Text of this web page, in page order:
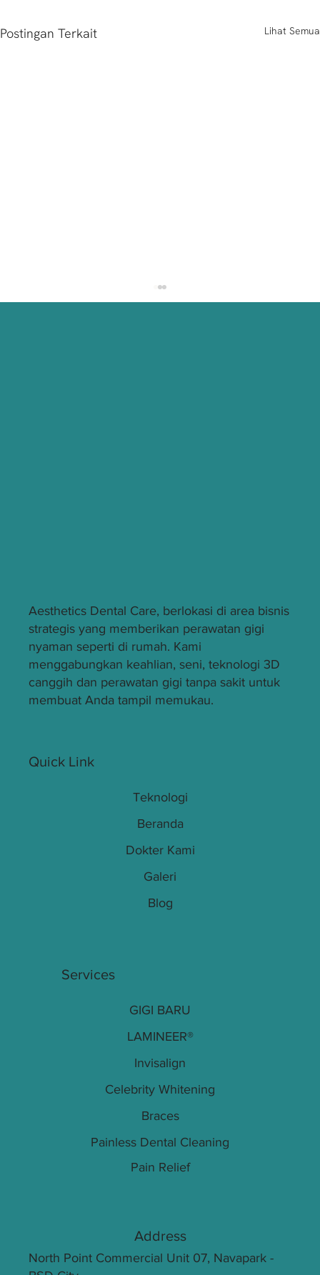
Postingan Terkait Lihat Semua
North Point Commercial Unit 07, Navapark -
Address
Quick Link
Teknologi
Beranda
Dokter Kami
Galeri
Blog
Services
Invisalign
LAMINEER®
GIGI BARU
Celebrity Whitening
Braces
Painless Dental Cleaning
Pain Relief
Aesthetics Dental Care, berlokasi di area bisnis
strategis yang memberikan perawatan gigi
nyaman seperti di rumah. Kami
menggabungkan keahlian, seni, teknologi 3D
canggih dan perawatan gigi tanpa sakit untuk
membuat Anda tampil memukau.